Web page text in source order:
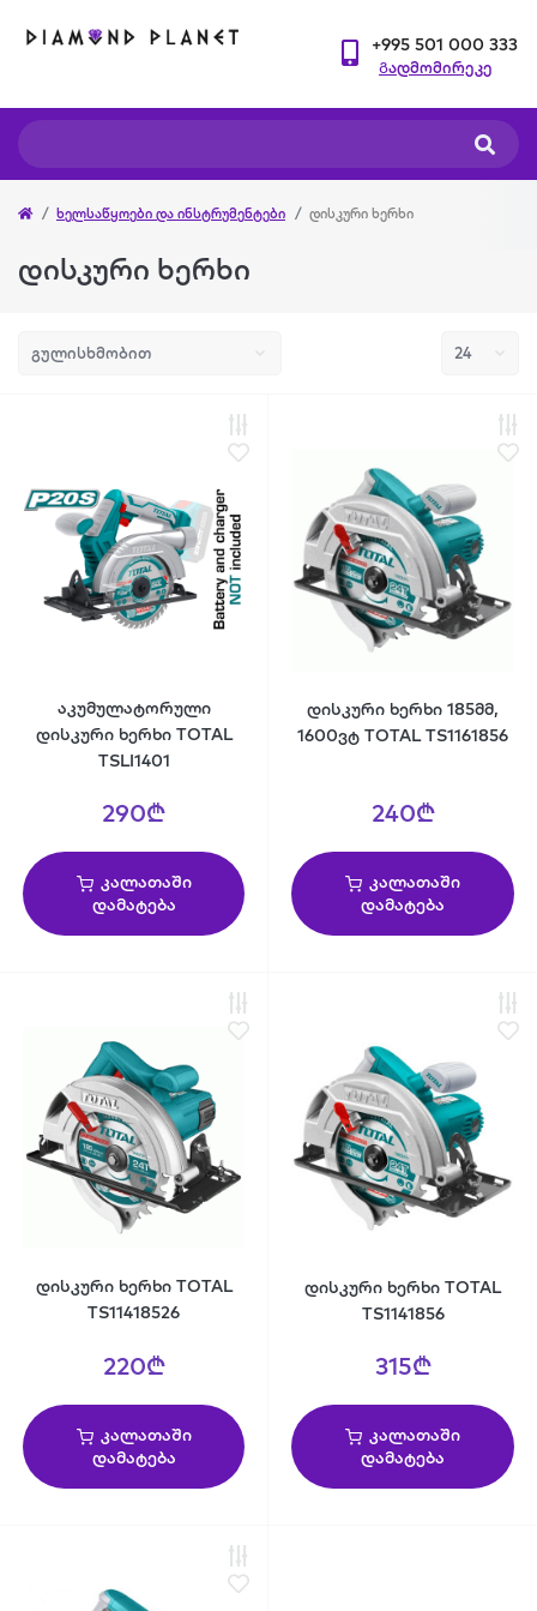
+995 501 000 333
Გადმომირეკე
ხელსაწყოები და ინსტრუმენტები დისკური ხერხი
დისკური ხერხი
აკუმულატორული
დისკური ხერხი TOTAL
TSLI1401
290₾
კალათაში
დამატება
დისკური ხერხი 185მმ,
1600ვტ TOTAL TS1161856
240₾
კალათაში
დამატება
დისკური ხერხი TOTAL
TS11418526
220₾
კალათაში
დამატება
დისკური ხერხი TOTAL
TS1141856
315₾
კალათაში
დამატება